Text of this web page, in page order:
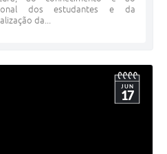
dos estudantes e da
da...
JUN
17